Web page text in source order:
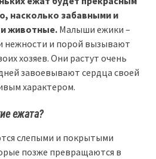
насколько забавными и
животные. Малыши ежики –
нежности и порой вызывают
хозяев. Они растут очень
завоевывают сердца своей
характером.
ежата?
слепыми и покрытыми
позже превращаются в